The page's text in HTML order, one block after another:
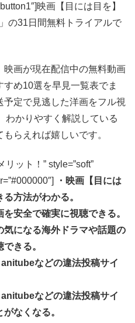
映画【目には目を】
の31日間無料トライアルで
画が現在配信中の無料動画
め10選を早見一覧表でま
定で見逃した洋画をフル視
わかりやすく解説している
らえれば嬉しいです。
ット！” style=”soft”
・映画【目には
方法がわかる。
安全で確実に視聴できる。
気になる海外ドラマや話題の
きる。
などの違法投稿サイ
などの違法投稿サイ
なくなる。